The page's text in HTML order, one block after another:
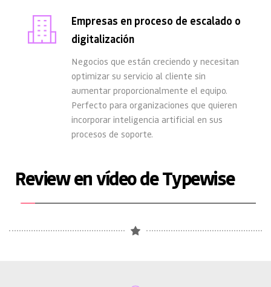
Empresas en proceso de escalado o
digitalización
Negocios que están creciendo y necesitan
optimizar su servicio al cliente sin
aumentar proporcionalmente el equipo.
Perfecto para organizaciones que quieren
incorporar inteligencia artificial en sus
procesos de soporte.
Review en vídeo de Typewise